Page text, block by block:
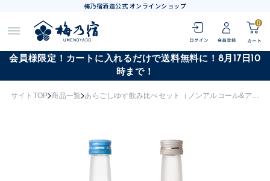
梅乃宿酒造公式 オンラインショップ
0
会員様限定！カートに入れるだけで送料無料に！8月17日10
時まで！
サイトTOP 商品一覧 あらごしゆず飲み比べセット（ノンアルコール&アルコール）